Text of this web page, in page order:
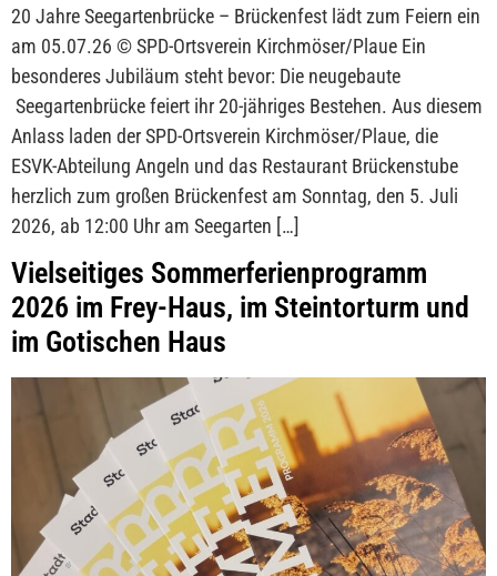
20 Jahre Seegartenbrücke – Brückenfest lädt zum Feiern ein
am 05.07.26 © SPD-Ortsverein Kirchmöser/Plaue Ein
besonderes Jubiläum steht bevor: Die neugebaute
Seegartenbrücke feiert ihr 20-jähriges Bestehen. Aus diesem
Anlass laden der SPD-Ortsverein Kirchmöser/Plaue, die
ESVK-Abteilung Angeln und das Restaurant Brückenstube
herzlich zum großen Brückenfest am Sonntag, den 5. Juli
2026, ab 12:00 Uhr am Seegarten […]
Vielseitiges Sommerferienprogramm
2026 im Frey-Haus, im Steintorturm und
im Gotischen Haus